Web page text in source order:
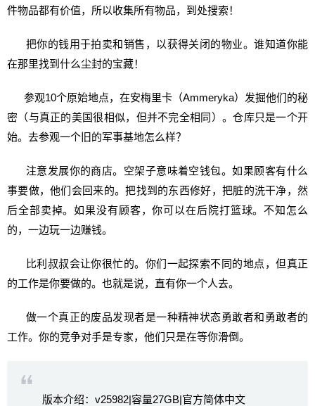
件物品都有价值，所以收集所有物品，到处搜索！
把你的钱用于拍卖和销售，以获得关闭的物业。谁知道你能
在那里找到什么尘封的宝藏！
参观10个原始地点，在安梅里卡（Ammeryka）发掘他们的秘
密（与真正的美国很相似，但并不完全相同）。仓库只是一个开
始。去参观一个旧的军事基地怎么样？
注意发展你的商店。空架子意味着空钱包。如果顾客有什么
事要做，他们会回来的。把找到的东西修好，把脏的洗干净，然
后全部卖掉。如果没有顾客，你可以在后院打篮球。不知怎么
的，一边玩一边赚钱。
比利叔叔会让你很忙的。你们一起探索不同的地点，但真正
的工作是你要做的。也就是说，直有你一个人去。
做一个真正的废品发现者是一种精神状态勇敢者和勇敢者的
工作。你的竞争对手是专家，他们只是在等你滑倒。
版本介绍：v25982|容量27GB|官方简体中文